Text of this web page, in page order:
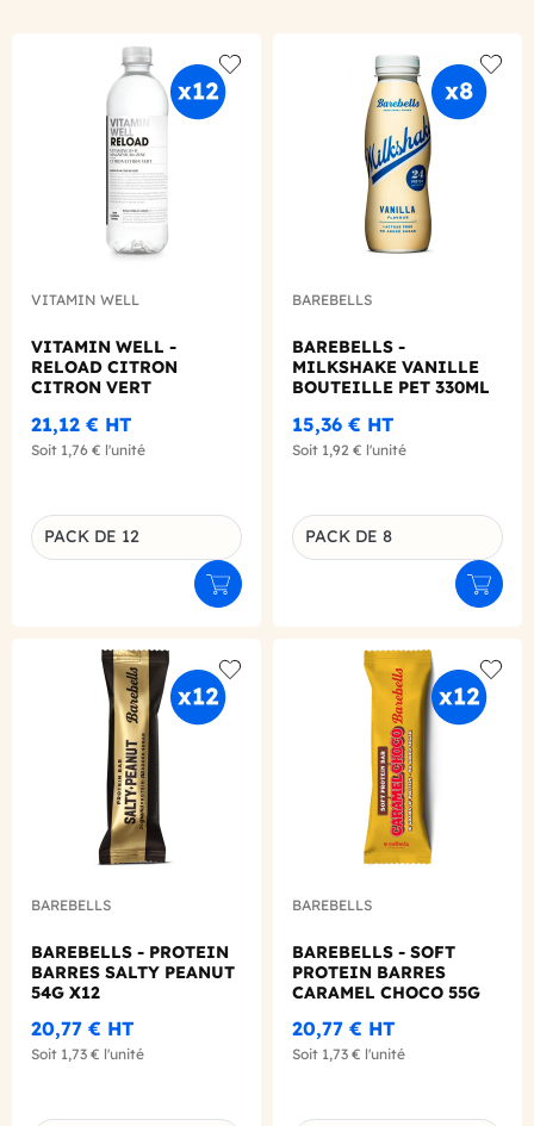
Add to wishlist
VITAMIN WELL
VITAMIN WELL -
RELOAD CITRON
CITRON VERT
X12
21,12 € HT
Soit 1,76 € l'unité
Déclinaison du produit
PACK DE 12
Ajouter au panier
Add
BAREBELLS
BAREBELLS -
MILKSHAKE VANILLE
BOUTEILLE PET 330ML
15,36 € HT
Soit 1,92 € l'unité
Déclinaison du produit
PACK DE 8
Add to wishlist
BAREBELLS
BAREBELLS - PROTEIN
BARRES SALTY PEANUT
54G X12
20,77 € HT
Soit 1,73 € l'unité
Add
BAREBELLS
BAREBELLS - SOFT
PROTEIN BARRES
CARAMEL CHOCO 55G
20,77 € HT
Soit 1,73 € l'unité